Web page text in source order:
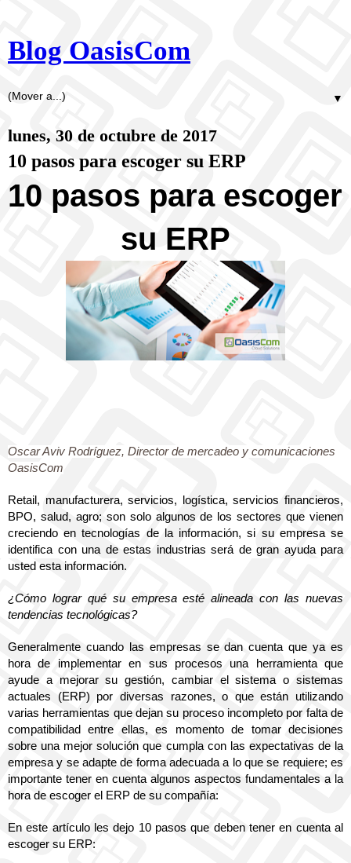
Blog OasisCom
▼
lunes, 30 de octubre de 2017
10 pasos para escoger su ERP
10 pasos para escoger
su ERP
Oscar Aviv Rodríguez, Director de mercadeo y comunicaciones
OasisCom
Retail, manufacturera, servicios, logística, servicios financieros,
BPO, salud, agro; son solo algunos de los sectores que vienen
creciendo en tecnologías de la información, si su empresa se
identifica con una de estas industrias será de gran ayuda para
usted esta información.
¿Cómo lograr qué su empresa esté alineada con las nuevas
tendencias tecnológicas?
Generalmente cuando las empresas se dan cuenta que ya es
hora de implementar en sus procesos una herramienta que
ayude a mejorar su gestión, cambiar el sistema o sistemas
actuales (ERP) por diversas razones, o que están utilizando
varias herramientas que dejan su proceso incompleto por falta de
compatibilidad entre ellas, es momento de tomar decisiones
sobre una mejor solución que cumpla con las expectativas de la
empresa y se adapte de forma adecuada a lo que se requiere; es
importante tener en cuenta algunos aspectos fundamentales a la
hora de escoger el ERP de su compañía:
En este artículo les dejo 10 pasos que deben tener en cuenta al
escoger su ERP: